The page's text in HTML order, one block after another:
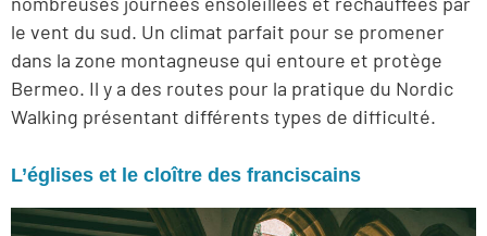
le vent du sud. Un climat parfait pour se promener
dans la zone montagneuse qui entoure et protège
Bermeo. Il y a des routes pour la pratique du Nordic
Walking présentant différents types de difficulté.
L’églises et le cloître des franciscains